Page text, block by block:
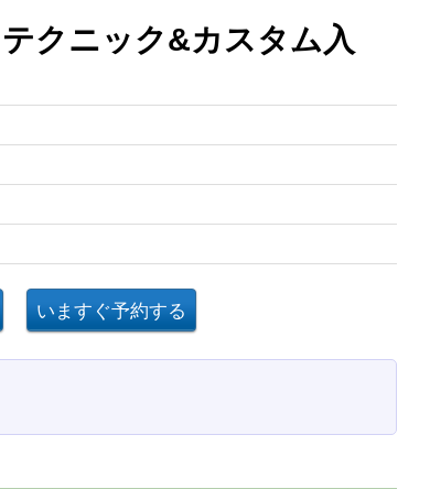
クニック&カスタム入